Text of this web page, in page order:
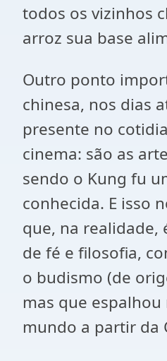
todos os vizinhos
arroz sua base
Outro ponto
chinesa, nos dias
presente no
cinema: são as
sendo o Kung fu
conhecida. E isso
que, na realidade,
de fé e filosofia,
o budismo (de
mas que
mundo a partir da